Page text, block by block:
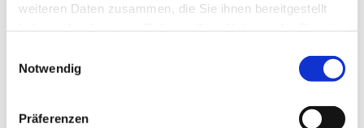
weiteren Daten zusammen, die Sie ihnen bereitgestellt
Notwendig
Präferenzen
Ihre Nachricht an uns